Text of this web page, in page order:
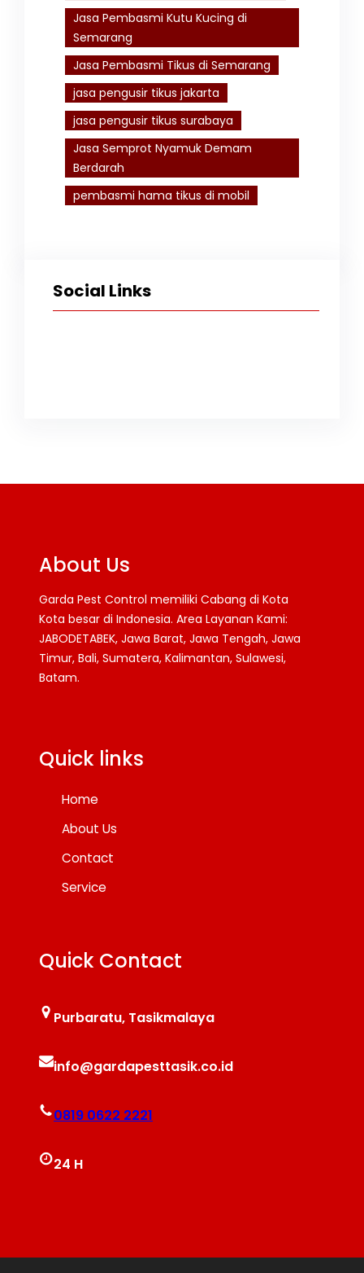
Jasa Pembasmi Kutu Kucing di
Semarang
Jasa Pembasmi Tikus di Semarang
jasa pengusir tikus jakarta
jasa pengusir tikus surabaya
Jasa Semprot Nyamuk Demam
Berdarah
pembasmi hama tikus di mobil
Social Links
About Us
Garda Pest Control memiliki Cabang di Kota
Kota besar di Indonesia. Area Layanan Kami:
JABODETABEK, Jawa Barat, Jawa Tengah, Jawa
Timur, Bali, Sumatera, Kalimantan, Sulawesi,
Batam.
Quick links
Home
About Us
Contact
Service
Quick Contact
Purbaratu, Tasikmalaya
info@gardapesttasik.co.id
0819 0622 2221
24 H